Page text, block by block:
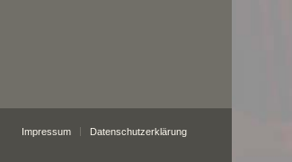
Impressum Datenschutzerklärung